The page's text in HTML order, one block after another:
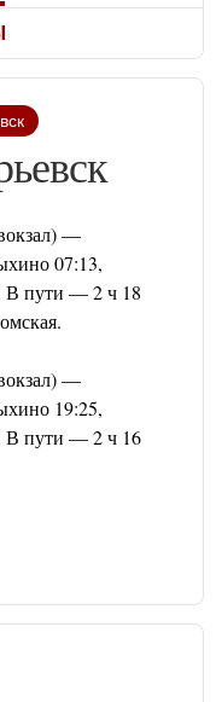
—
07:13,
В пути — 2 ч 18
—
19:25,
В пути — 2 ч 16